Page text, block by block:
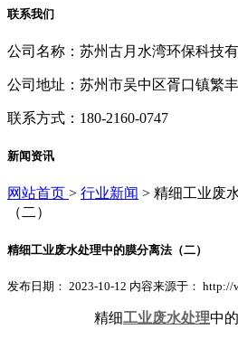
联系我们
公司名称：苏州古月水湾环保科技
公司地址：苏州市吴中区胥口镇繁
联系方式：180-2160-0747
新闻资讯
网站首页 > 行业新闻 > 精细工业废
（二）
精细工业废水处理中的膜分离法（二）
发布日期： 2023-10-12 内容来源于： http://
精细工业废水处理中